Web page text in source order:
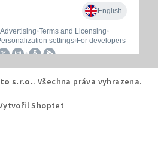
s.r.o.. Všechna práva vyhrazena.
Shoptet